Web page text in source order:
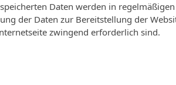
Daten werden in
der Daten zur Bereitstellung der
zwingend erforderlich sind.